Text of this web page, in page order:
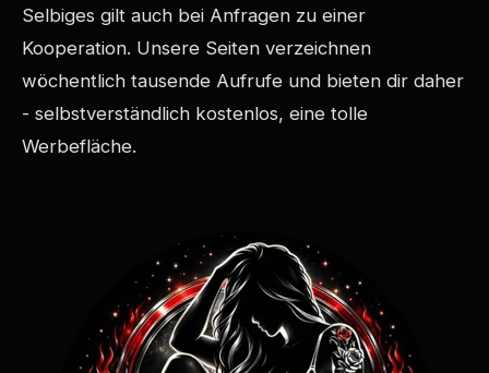
Selbiges gilt auch bei Anfragen zu einer
Kooperation. Unsere Seiten verzeichnen
wöchentlich tausende Aufrufe und bieten dir daher
- selbstverständlich kostenlos, eine tolle
Werbefläche.